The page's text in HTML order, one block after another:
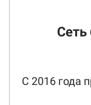
Сеть
С 2016 года